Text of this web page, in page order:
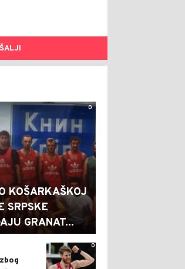
0
KOŠARKAŠKOJ
SRPSKE
GRANAT...
0